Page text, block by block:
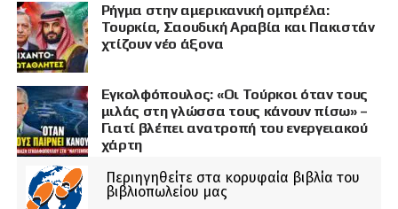
Ρήγμα στην αμερικανική ομπρέλα:
Τουρκία, Σαουδική Αραβία και Πακιστάν
χτίζουν νέο άξονα
Εγκολφόπουλος: «Οι Τούρκοι όταν τους
μιλάς στη γλώσσα τους κάνουν πίσω» –
Γιατί βλέπει ανατροπή του ενεργειακού
χάρτη
Περιηγηθείτε στα κορυφαία βιβλία του
βιβλιοπωλείου μας